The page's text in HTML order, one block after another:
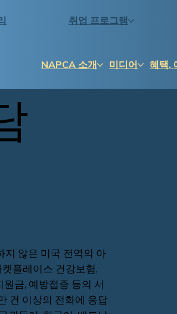
취업 프로그램
NAPCA 소개 미디어 혜택,
지 않은 미국 전역의 아
플레이스 건강보험,
금, 예방접종 등의 서
건 이상의 전화에 응답